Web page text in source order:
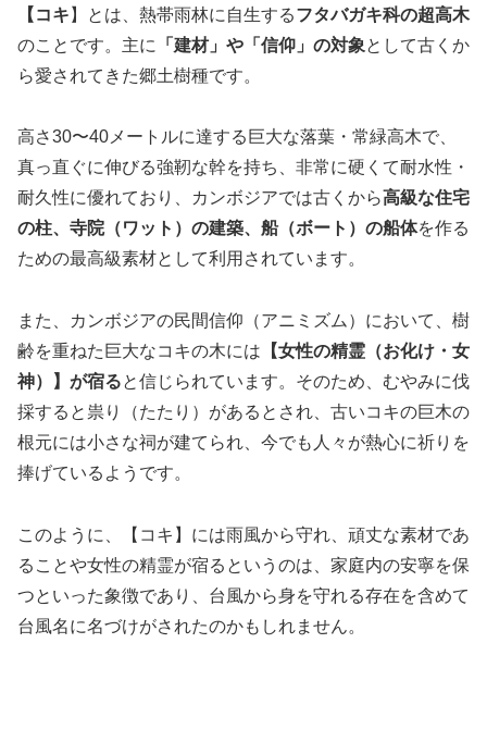
【コキ 】とは、熱帯雨林に自生するフタバガキ科の超高木
のことです。主に
「建材」や「信仰」の対象として古くか
ら愛されてきた郷土樹種です。
高さ30〜40メートルに達する巨大な落葉・常緑高木で、
真っ直ぐに伸びる強靭な幹を持ち、非常に硬くて耐水性・
耐久性に優れており、カンボジアでは古くから高級な住宅
の柱、寺院（ワット）の建築、船（ボート）の船体を作る
ための最高級素材として利用されています。
また、カンボジアの民間信仰（アニミズム）において、樹
齢を重ねた巨大なコキの木には 【女性の精霊（お化け・女
神）】が宿ると信じられています。そのため、むやみに伐
採すると祟り（たたり）があるとされ、古いコキの巨木の
根元には小さな祠が建てられ、今でも人々が熱心に祈りを
捧げているようです。
このように、【コキ】には雨風から守れ、頑丈な素材であ
ることや女性の精霊が宿るというのは、家庭内の安寧を保
つといった象徴であり、台風から身を守れる存在を含めて
台風名に名づけがされたのかもしれません。